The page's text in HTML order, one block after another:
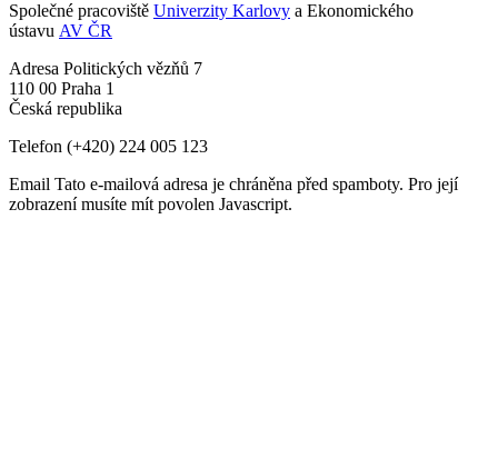
Společné pracoviště Univerzity Karlovy a Ekonomického
ústavu AV ČR
Adresa Politických vězňů 7
110 00 Praha 1
Česká republika
Telefon (+420) 224 005 123
Email Tato e-mailová adresa je chráněna před spamboty. Pro její
zobrazení musíte mít povolen Javascript.